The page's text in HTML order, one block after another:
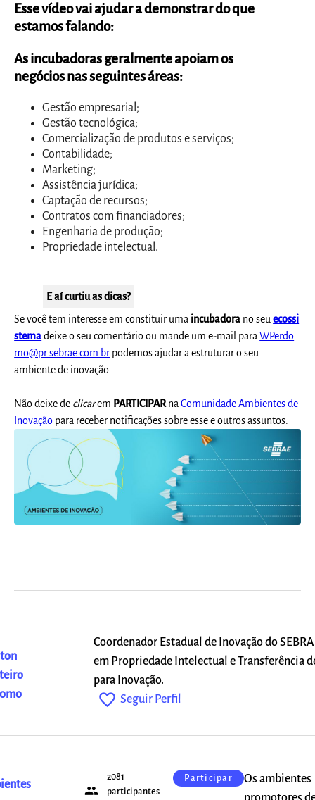
Esse vídeo vai ajudar a demonstrar do que
estamos falando:
As incubadoras geralmente apoiam os
negócios nas seguintes áreas:
Gestão empresarial;
Gestão tecnológica;
Comercialização de produtos e serviços;
Contabilidade;
Marketing;
Assistência jurídica;
Captação de recursos;
Contratos com financiadores;
Engenharia de produção;
Propriedade intelectual.
E aí curtiu as dicas?
Se você tem interesse em constituir uma incubadora no seuecossi
stemadeixe o seu comentário ou mande um e-mail paraWPerdo
mo@pr.sebrae.com.br podemos ajudar a estruturar o seu
ambiente de inovação.
Não deixe de clicarem PARTICIPARnaComunidade Ambientes de
Inovação para receber notificações sobre esse e outros assuntos.
Coordenador Estadual de Inovação do
em Propriedade Intelectual e Transferência
para Inovação.
favorite_outline Seguir Perfil
people
2081
participantes
Participar
Os ambientes